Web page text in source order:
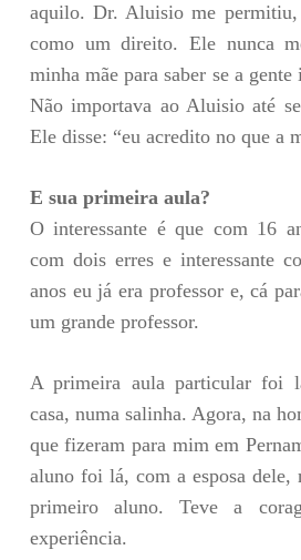
aquilo. Dr. Aluisio me permitiu,
como um direito. Ele nunca
minha mãe para saber se a
Não importava ao Aluisio até
Ele disse: “eu acredito no que a
E sua primeira aula?
O interessante é que com 16
com dois erres e interessante
anos eu já era professor e, cá
um grande professor.
A primeira aula particular foi
casa, numa salinha. Agora, na
que fizeram para mim em
aluno foi lá, com a esposa dele,
primeiro aluno. Teve a
experiência.